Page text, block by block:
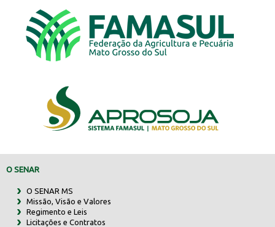
O SENAR
O SENAR MS
Missão, Visão e Valores
Regimento e Leis
Licitações e Contratos